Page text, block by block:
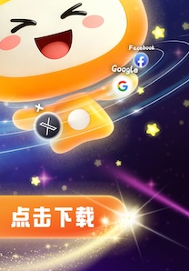
速器
vp(永久免费)加速器
银河加速器
蜜蜂加速器
abc加速器
银河加速器
推荐